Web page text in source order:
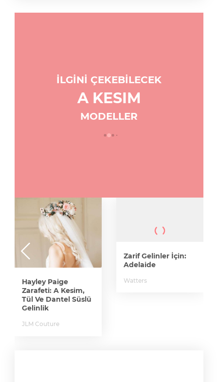
İLGİNİ ÇEKEBİLECEK
A KESIM
MODELLER
Hayley Paige
Zarafeti: A Kesim,
Tül Ve Dantel Süslü
Gelinlik
JLM Couture
Zarif Gelinler İçin:
Adelaide
Watters